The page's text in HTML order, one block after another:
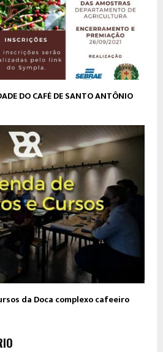
DO CAFÉ DE SANTO ANTÔNIO
da Doca complexo cafeeiro